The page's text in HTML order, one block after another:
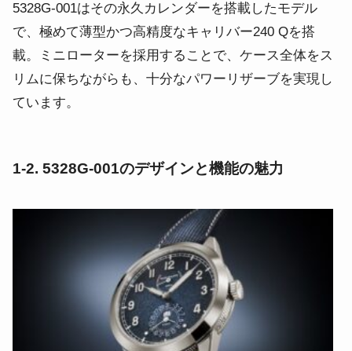
5328G-001はその永久カレンダーを搭載したモデル
で、極めて薄型かつ高精度なキャリバー240 Qを搭
載。ミニローターを採用することで、ケース全体をス
リムに保ちながらも、十分なパワーリザーブを実現し
ています。
1-2. 5328G-001のデザインと機能の魅力